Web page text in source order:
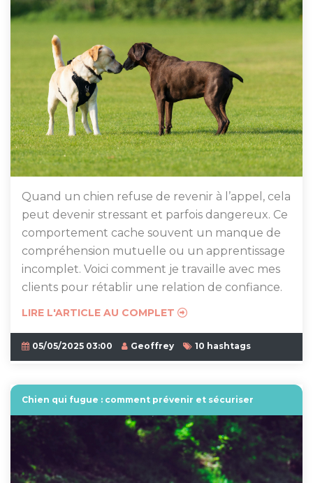
Quand un chien refuse de revenir à l’appel, cela
peut devenir stressant et parfois dangereux. Ce
comportement cache souvent un manque de
compréhension mutuelle ou un apprentissage
incomplet. Voici comment je travaille avec mes
clients pour rétablir une relation de confiance.
LIRE L'ARTICLE AU COMPLET
05/05/2025 03:00 Geoffrey 10 hashtags
Chien qui fugue : comment prévenir et sécuriser